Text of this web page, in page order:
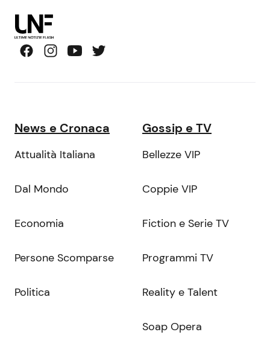
News e Cronaca
Attualità Italiana
Dal Mondo
Economia
Persone Scomparse
Politica
Gossip e TV
Bellezze VIP
Coppie VIP
Fiction e Serie TV
Programmi TV
Reality e Talent
Soap Opera